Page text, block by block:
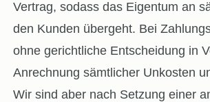
Vertrag, sodass das Eigentum an
den Kunden übergeht. Bei
ohne gerichtliche Entscheidung in
Anrechnung sämtlicher Unkosten
Wir sind aber nach Setzung einer